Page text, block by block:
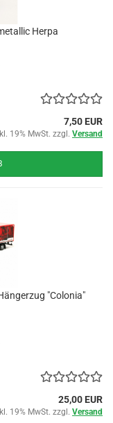
Herpa
7,50 EUR
19% MwSt. zzgl. Versand
"Colonia"
25,00 EUR
19% MwSt. zzgl. Versand